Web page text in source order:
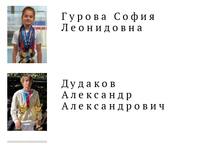
Гурова София
Леонидовна
Дудаков
Александр
Александрович